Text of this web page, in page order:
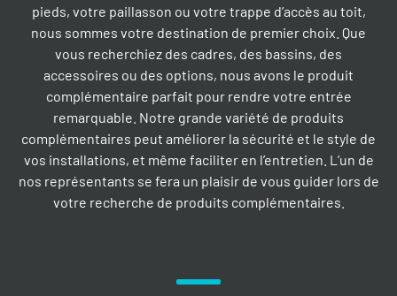
pieds, votre paillasson ou votre trappe d’accès au toit,
nous sommes votre destination de premier choix. Que
vous recherchiez des cadres, des bassins, des
accessoires ou des options, nous avons le produit
complémentaire parfait pour rendre votre entrée
remarquable. Notre grande variété de produits
complémentaires peut améliorer la sécurité et le style de
vos installations, et même faciliter en l’entretien. L’un de
nos représentants se fera un plaisir de vous guider lors de
votre recherche de produits complémentaires.